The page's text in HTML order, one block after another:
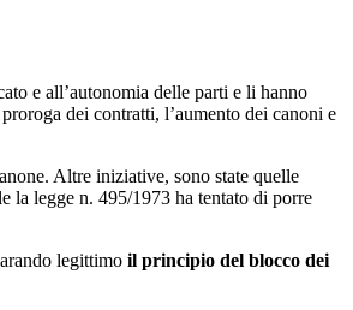
e all’autonomia delle parti e li hanno
dei contratti, l’aumento dei canoni e
Altre iniziative, sono state quelle
la legge n. 495/1973 ha tentato di porre
legittimo il principio del blocco dei